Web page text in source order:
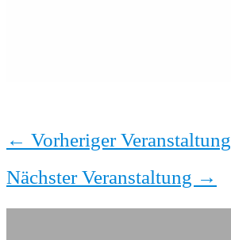
← Vorheriger Veranstaltung
Nächster Veranstaltung →